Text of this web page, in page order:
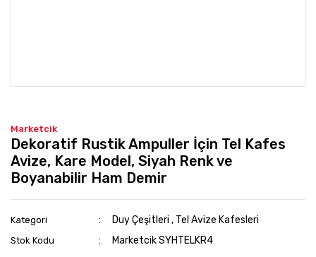
Marketcik
Dekoratif Rustik Ampuller İçin Tel Kafes
Avize, Kare Model, Siyah Renk ve
Boyanabilir Ham Demir
Kategori Duy Çeşitleri , Tel Avize Kafesleri
Stok Kodu Marketcik SYHTELKR4